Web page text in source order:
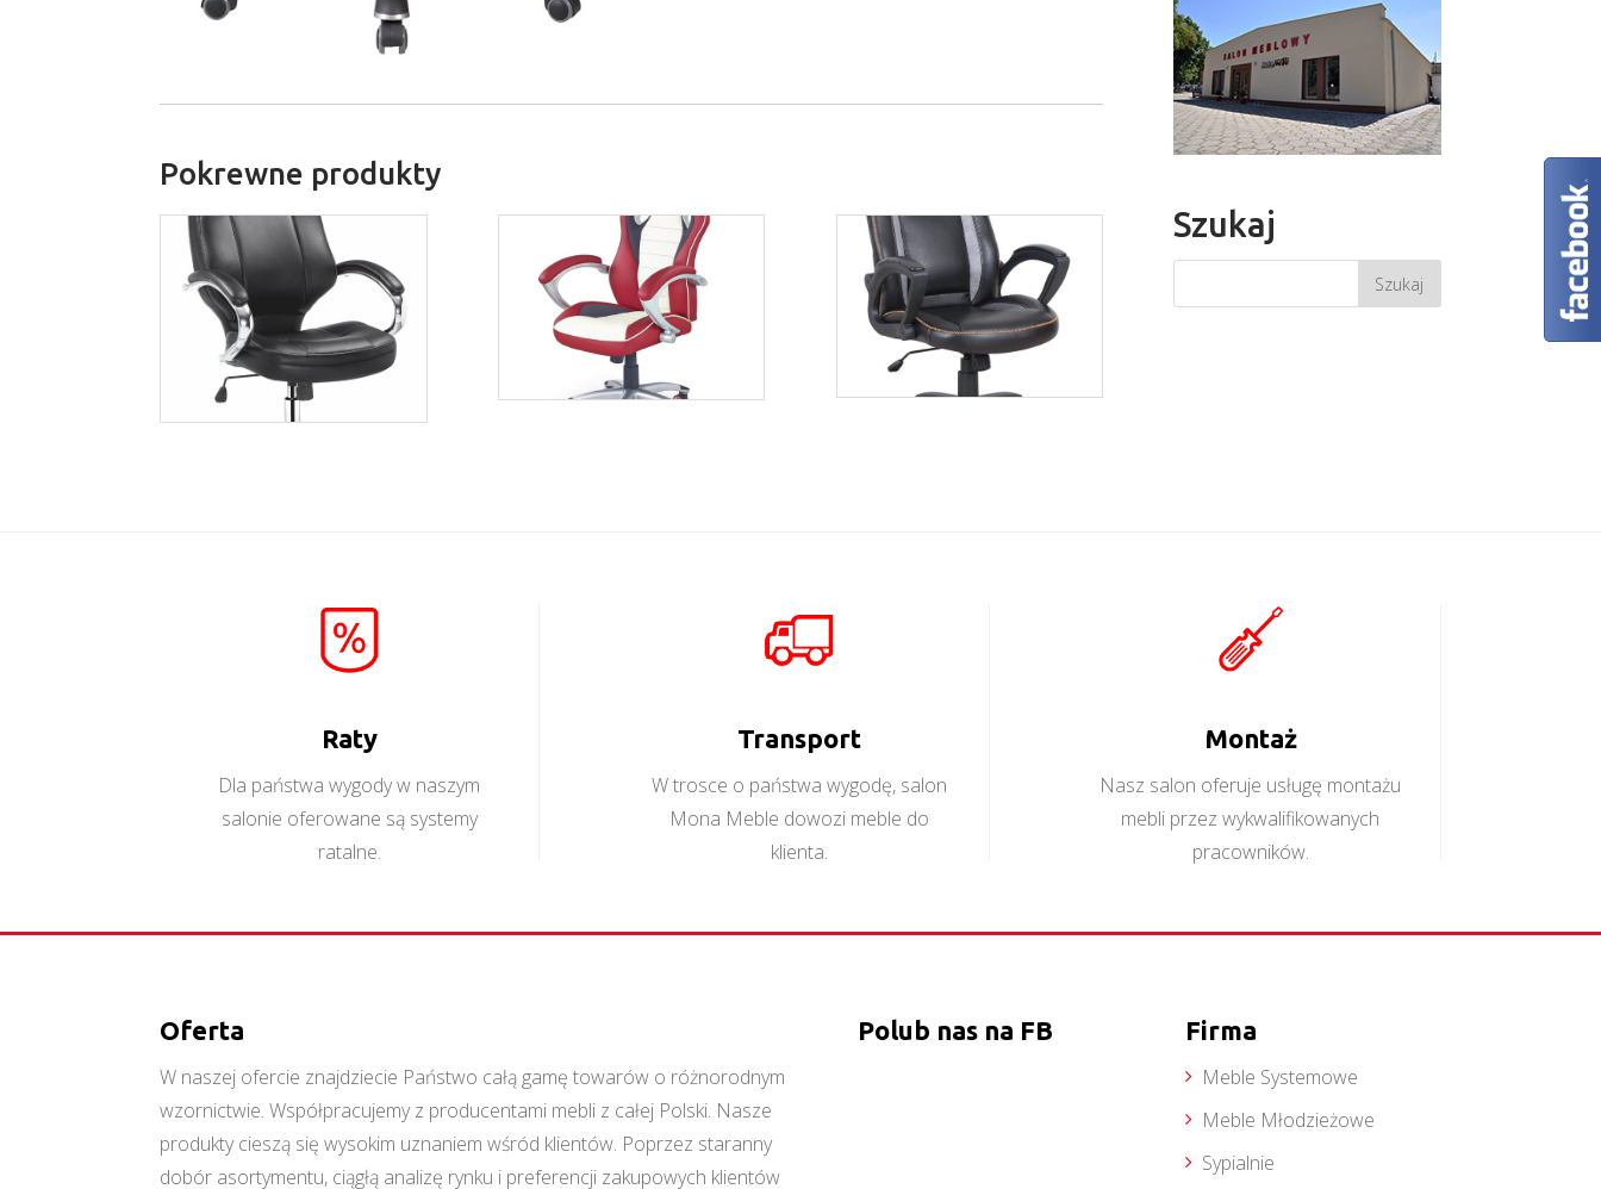
Pokrewne produkty
Szukaj
Raty
Dla państwa wygody w naszym
salonie oferowane są systemy
ratalne.
Transport
W trosce o państwa wygodę, salon
Mona Meble dowozi meble do
klienta.
Montaż
Nasz salon oferuje usługę montażu
mebli przez wykwalifikowanych
pracowników.
Oferta
W naszej ofercie znajdziecie Państwo całą gamę towarów o różnorodnym
wzornictwie. Współpracujemy z producentami mebli z całej Polski. Nasze
produkty cieszą się wysokim uznaniem wśród klientów. Poprzez staranny
dobór asortymentu, ciągłą analizę rynku i preferencji zakupowych klientów
Polub nas na FB Firma
Meble Systemowe
Meble Młodzieżowe
Sypialnie